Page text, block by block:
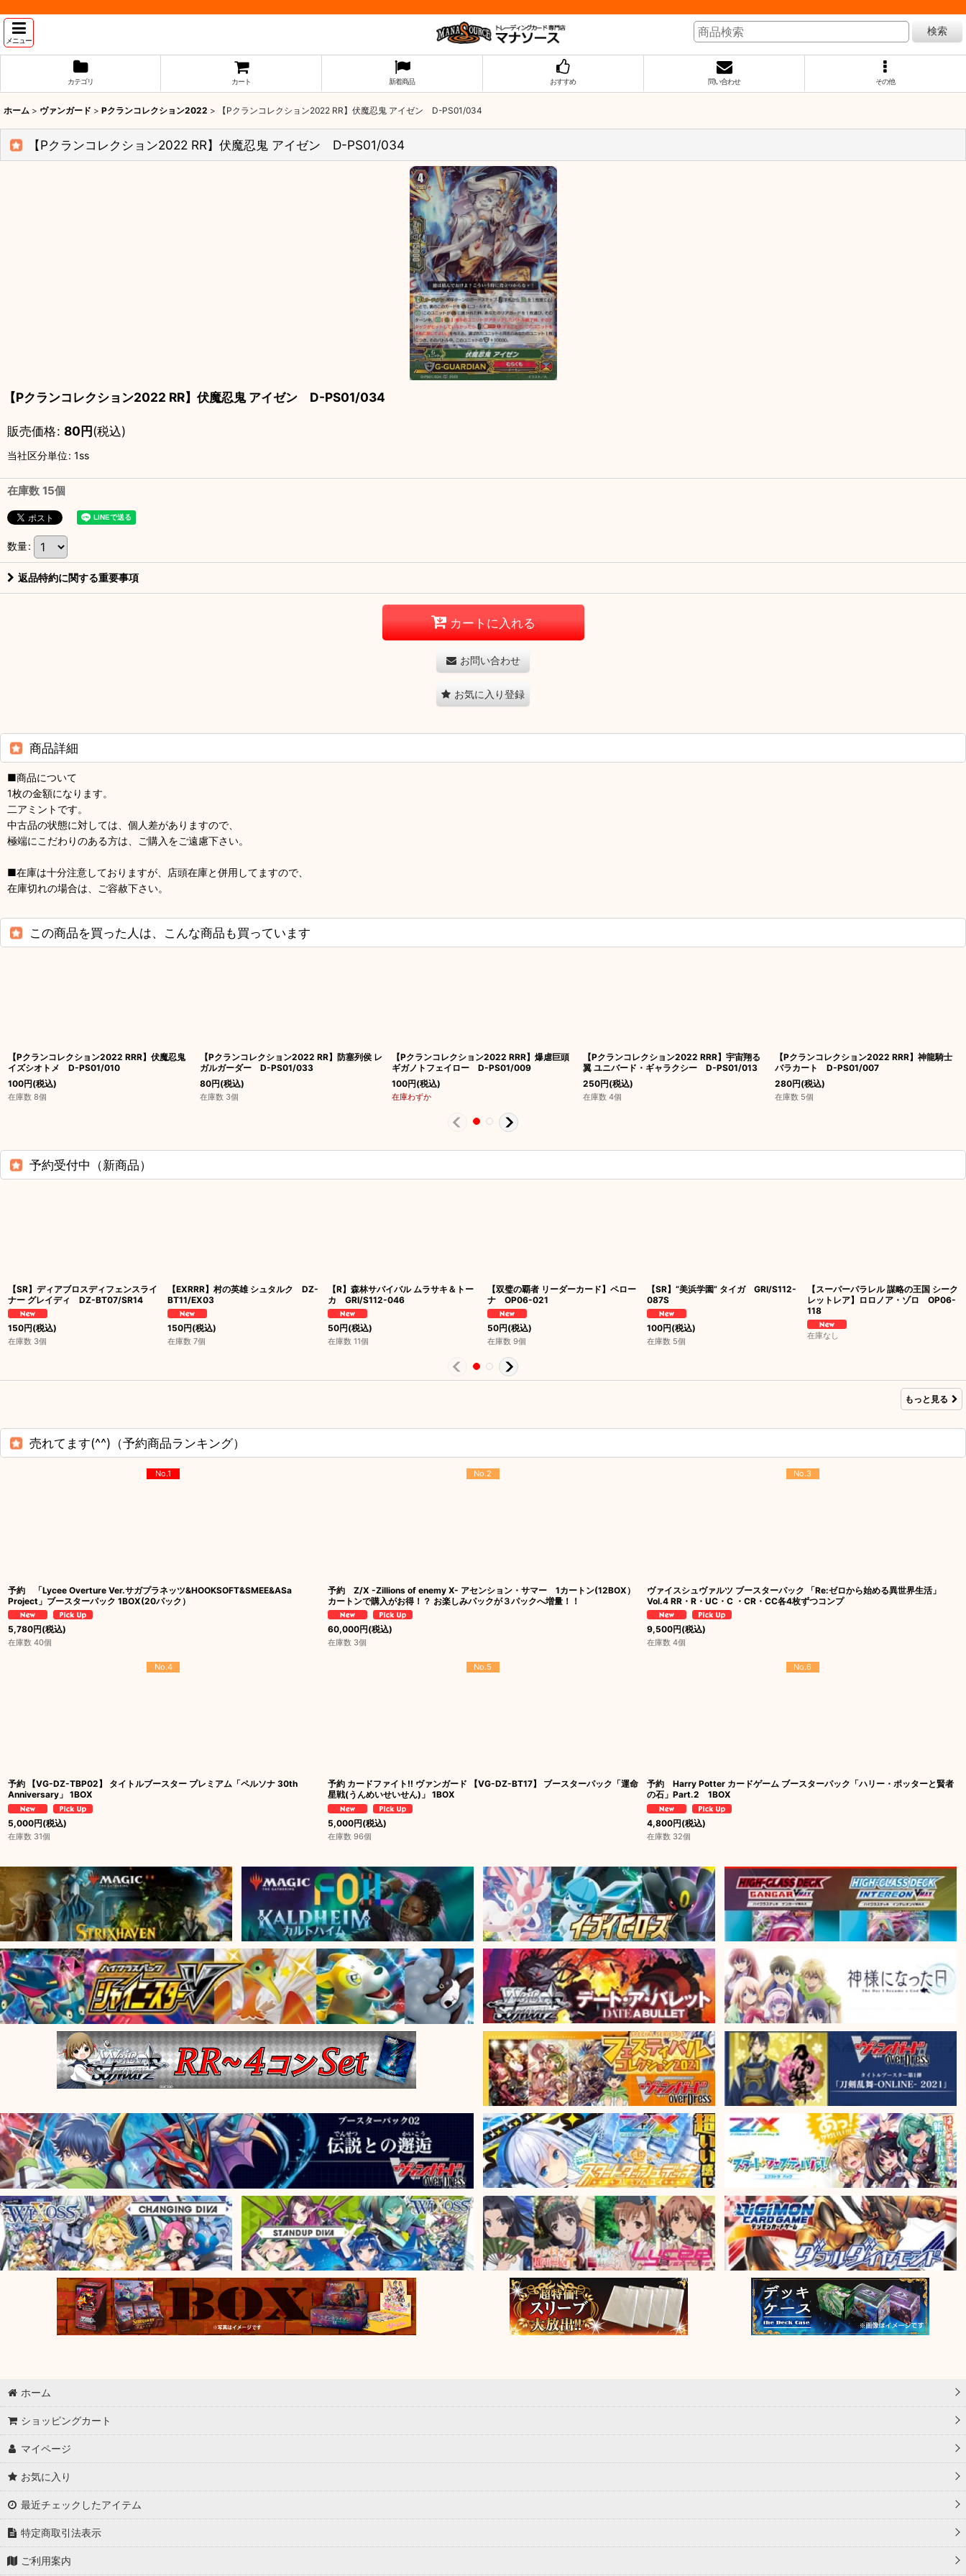
メニュー
検索
カテゴリ カート 新着商品 おすすめ 問い合わせ その他
ホーム > ヴァンガード > Pクランコレクション2022 > 【Pクランコレクション2022 RR】伏魔忍鬼 アイゼン D-PS01/034
【Pクランコレクション2022 RR】伏魔忍鬼 アイゼン D-PS01/034
【Pクランコレクション2022 RR】伏魔忍鬼 アイゼン D-PS01/034
販売価格: 80円(税込)
当社区分単位: 1ss
在庫数 15個
数量:
返品特約に関する重要事項
カートに入れる
お問い合わせ
お気に入り登録
商品詳細
■商品について
1枚の金額になります。
二アミントです。
中古品の状態に対しては、個人差がありますので、
極端にこだわりのある方は、ご購入をご遠慮下さい。
■在庫は十分注意しておりますが、店頭在庫と併用してますので、
在庫切れの場合は、ご容赦下さい。
この商品を買った人は、こんな商品も買っています
【Pクランコレクション2022 RRR】伏魔忍鬼
イズシオトメ D-PS01/010
100円(税込)
在庫数 8個
【Pクランコレクション2022 RR】防塞列侯 レ
ガルガーダー D-PS01/033
80円(税込)
在庫数 3個
【Pクランコレクション2022 RRR】爆虐巨頭
ギガノトフェイロー D-PS01/009
100円(税込)
在庫わずか
【Pクランコレクション2022 RRR】宇宙翔る
翼 ユニバード・ギャラクシー D-PS01/013
250円(税込)
在庫数 4個
【Pクランコレクション2022 RRR】神龍騎士
バラカート D-PS01/007
280円(税込)
在庫数 5個
予約受付中（新商品）
【SR】ディアブロスディフェンスライ
ナー グレイディ DZ-BT07/SR14
150円(税込)
在庫数 3個
【EXRRR】村の英雄 シュタルク DZ-
BT11/EX03
150円(税込)
在庫数 7個
【R】森林サバイバル ムラサキ＆トー
カ GRI/S112-046
50円(税込)
在庫数 11個
【双璧の覇者 リーダーカード】ペロー
ナ OP06-021
50円(税込)
在庫数 9個
【SR】“美浜学園” タイガ GRI/S112-
087S
100円(税込)
在庫数 5個
【スーパーパラレル 謀略の王国 シーク
レットレア】ロロノア・ゾロ OP06-
118
在庫なし
もっと見る
売れてます(^^)（予約商品ランキング）
No.1
予約 「Lycee Overture Ver.サガプラネッツ&HOOKSOFT&SMEE&ASa
Project」ブースターパック 1BOX(20パック）
5,780円(税込)
在庫数 40個
No.2
予約 Z/X -Zillions of enemy X- アセンション・サマー 1カートン(12BOX）
カートンで購入がお得！？ お楽しみパックが３パックへ増量！！
60,000円(税込)
在庫数 3個
No.3
ヴァイスシュヴァルツ ブースターパック 「Re:ゼロから始める異世界生活」
Vol.4 RR・R・UC・C ・CR・CC各4枚ずつコンプ
9,500円(税込)
在庫数 4個
No.4
予約 【VG-DZ-TBP02】 タイトルブースター プレミアム「ペルソナ 30th
Anniversary」 1BOX
5,000円(税込)
在庫数 31個
No.5
予約 カードファイト!! ヴァンガード 【VG-DZ-BT17】 ブースターパック「運命
星戦(うんめいせいせん)」 1BOX
5,000円(税込)
在庫数 96個
No.6
予約 Harry Potter カードゲーム ブースターパック「ハリー・ポッターと賢者
の石」Part.2 1BOX
4,800円(税込)
在庫数 32個
ホーム
ショッピングカート
マイページ
お気に入り
最近チェックしたアイテム
特定商取引法表示
ご利用案内